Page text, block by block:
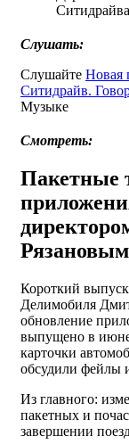
Ситидрайва
Слушать:
Слушайте Новая
Ситидрайв.
Музыке
Смотреть:
Пакетные
Рязановым
Короткий
Делимобиля
обновление
выпущено в
карточки
обсудили фейлы
Из главного:
пакетных и
завершении